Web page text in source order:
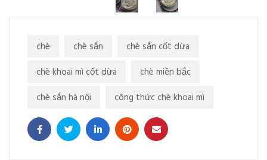
chè chè sắn
chè sắn cốt dừa
chè khoai mì cốt dừa
chè miền bắc
chè sắn hà nội
công thức chè khoai mì